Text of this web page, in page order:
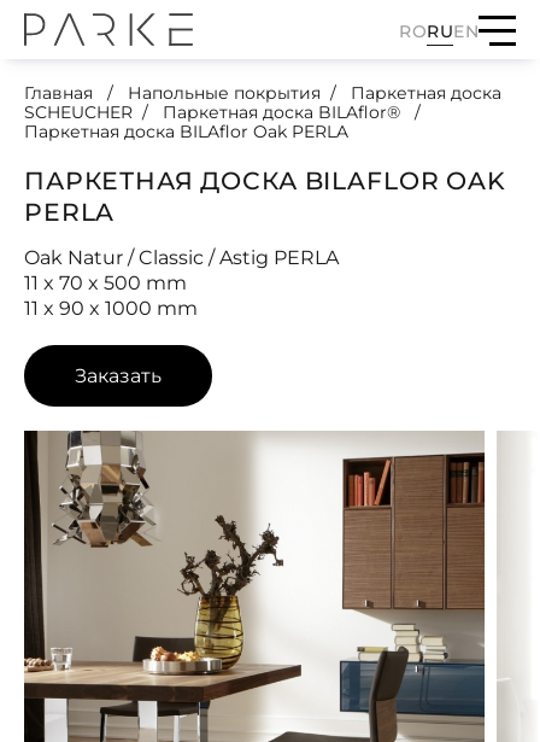
RORUEN
Главная Напольные покрытия
Паркетная доска
SCHEUCHER
Паркетная доска BILAflor®
Паркетная доска BILAflor Oak PERLA
ПАРКЕТНАЯ ДОСКА BILAFLOR OAK
PERLA
Oak Natur / Classic / Astig PERLA
11 x 70 x 500 mm
11 x 90 x 1000 mm
Заказать